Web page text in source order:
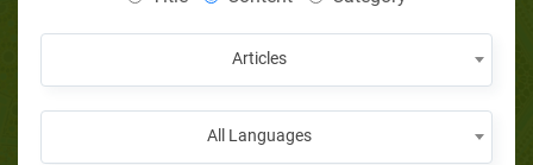
Articles
All Languages